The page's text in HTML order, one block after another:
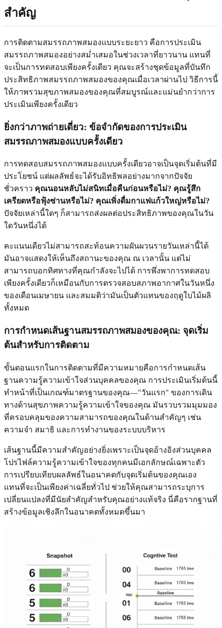
สำคัญ
การติดตามสมรรถภาพสมองแบบระยะยาว คือการประเมิน
สมรรถภาพสมองอย่างสม่ำเสมอในช่วงเวลาที่ยาวนาน แทนที่
จะเป็นการทดสอบเพียงครั้งเดียว คุณจะสร้างชุดข้อมูลที่บันทึก
ประสิทธิภาพสมรรถภาพสมองของคุณเมื่อเวลาผ่านไป วิธีการนี้
ให้ภาพรวมสุขภาพสมองของคุณที่สมบูรณ์และแม่นยำกว่าการ
ประเมินเพียงครั้งเดียว
ยิ่งกว่าภาพถ่ายเดี่ยว: ข้อจำกัดของการประเมิน
สมรรถภาพสมองแบบครั้งเดียว
การทดสอบสมรรถภาพสมองแบบครั้งเดียวอาจเป็นจุดเริ่มต้นที่มี
ประโยชน์ แต่ผลลัพธ์จะได้รับอิทธิพลอย่างมากจากปัจจัย
ชั่วคราว คุณนอนหลับไม่สนิทเมื่อคืนก่อนหรือไม่? คุณรู้สึก
เครียดหรือฟุ้งซ่านหรือไม่? คุณเพิ่งดื่มกาแฟแก้วใหญ่หรือไม่?
ปัจจัยเหล่านี้ใดๆ ก็สามารถส่งผลต่อประสิทธิภาพของคุณในวัน
ใดวันหนึ่งได้
คะแนนเดียวไม่สามารถสะท้อนความผันผวนรายวันเหล่านี้ได้
มันอาจแสดงให้เห็นถึงสถานะของคุณ ณ เวลานั้น แต่ไม่
สามารถบอกทิศทางที่คุณกำลังจะไปได้ การพึ่งพาการทดสอบ
เพียงครั้งเดียวก็เหมือนกับการตรวจสอบสภาพอากาศในวันหนึ่ง
ของเดือนเมษายน และสมมติว่ามันเป็นตัวแทนของฤดูใบไม้ผลิ
ทั้งหมด
การกำหนดเส้นฐานสมรรถภาพสมองของคุณ: จุดเริ่ม
ต้นสำหรับการติดตาม
ขั้นตอนแรกในการติดตามที่มีความหมายคือการกำหนดเส้น
ฐานความรู้ความเข้าใจส่วนบุคคลของคุณ การประเมินเริ่มต้นนี้
ทำหน้าที่เป็นเกณฑ์มาตรฐานของคุณ—"วันแรก" ของการเดิน
ทางด้านสุขภาพความรู้ความเข้าใจของคุณ มันรวบรวมมุมมอง
ที่ครอบคลุมของความสามารถของคุณในด้านสำคัญๆ เช่น
ความจำ สมาธิ และการทำงานของระบบบริหาร
เส้นฐานนี้มีความสำคัญอย่างยิ่งเพราะเป็นจุดอ้างอิงส่วนบุคคล
โปรไฟล์ความรู้ความเข้าใจของทุกคนมีเอกลักษณ์เฉพาะตัว
การเปรียบเทียบผลลัพธ์ในอนาคตกับจุดเริ่มต้นของคุณเอง
แทนที่จะเป็นเพียงค่าเฉลี่ยทั่วไป ช่วยให้คุณสามารถระบุการ
เปลี่ยนแปลงที่มีนัยสำคัญสำหรับคุณอย่างแท้จริง นี่คือรากฐานที่
สร้างข้อมูลเชิงลึกในอนาคตทั้งหมดขึ้นมา